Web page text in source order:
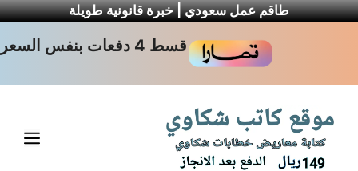
طاقم عمل سعودي | خبرة قانونية طويلة
قسط 4 دفعات بنفس السعر